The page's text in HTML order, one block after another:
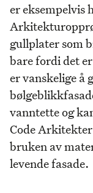
er eksempelvis
gullplater som
bare fordi det
er vanskelige å
vanntette og
Code
bruken av
levende fasade.